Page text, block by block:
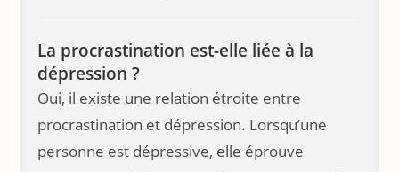
La procrastination est-elle liée à la
dépression ?
Oui, il existe une relation étroite entre
procrastination et dépression. Lorsqu’une
personne est dépressive, elle éprouve